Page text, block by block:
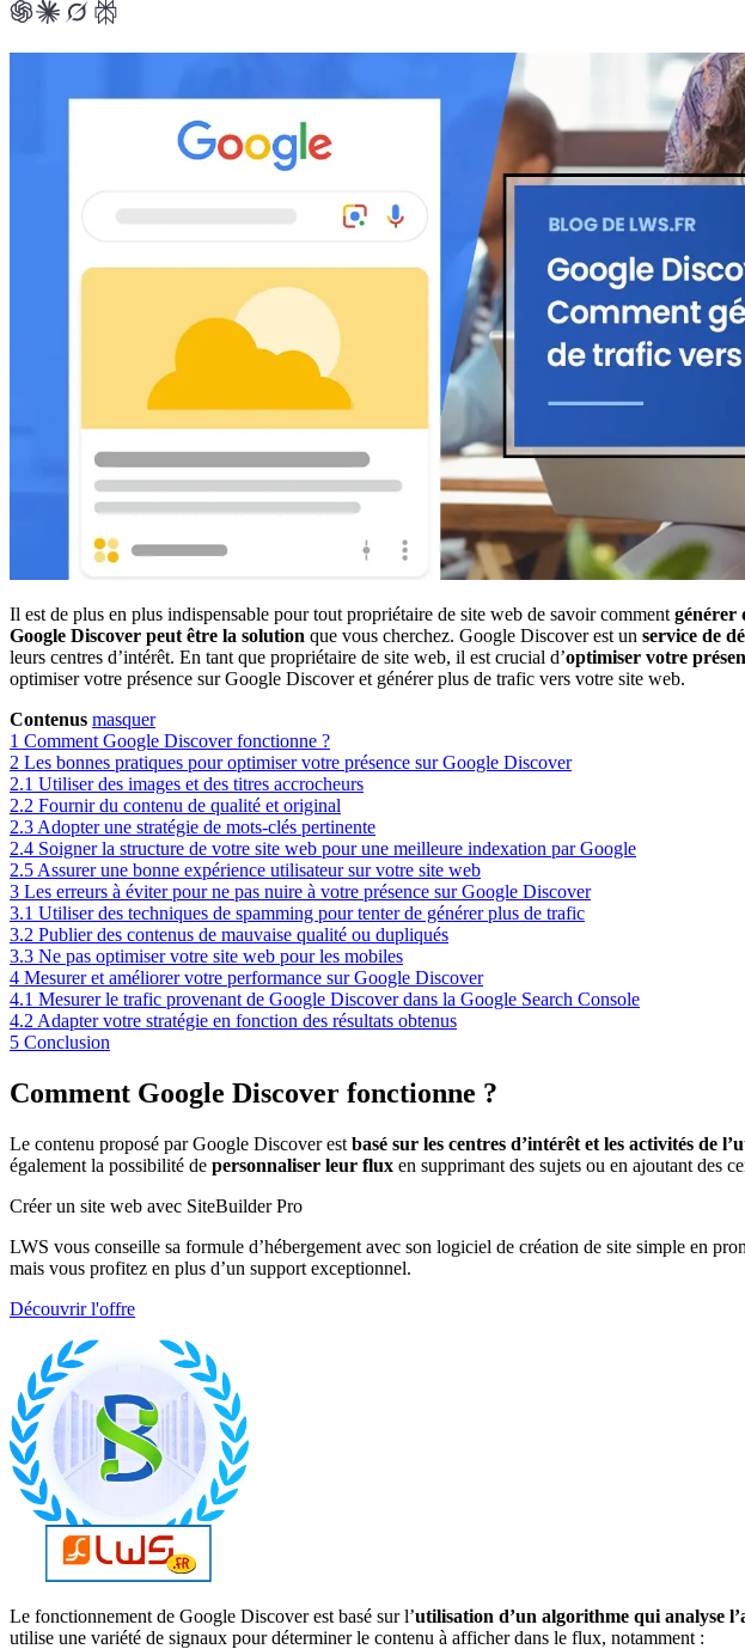
Il est de plus en plus indispensable pour tout propriétaire de site web de savoir comment générer
Google Discover peut être la solution que vous cherchez. Google Discover est un service de
leurs centres d’intérêt. En tant que propriétaire de site web, il est crucial d’optimiser votre
optimiser votre présence sur Google Discover et générer plus de trafic vers votre site web.
Contenus masquer
1 Comment Google Discover fonctionne ?
2 Les bonnes pratiques pour optimiser votre présence sur Google Discover
2.1 Utiliser des images et des titres accrocheurs
2.2 Fournir du contenu de qualité et original
2.3 Adopter une stratégie de mots-clés pertinente
2.4 Soigner la structure de votre site web pour une meilleure indexation par Google
2.5 Assurer une bonne expérience utilisateur sur votre site web
3 Les erreurs à éviter pour ne pas nuire à votre présence sur Google Discover
3.1 Utiliser des techniques de spamming pour tenter de générer plus de trafic
3.2 Publier des contenus de mauvaise qualité ou dupliqués
3.3 Ne pas optimiser votre site web pour les mobiles
4 Mesurer et améliorer votre performance sur Google Discover
4.1 Mesurer le trafic provenant de Google Discover dans la Google Search Console
4.2 Adapter votre stratégie en fonction des résultats obtenus
5 Conclusion
Comment Google Discover fonctionne ?
Le contenu proposé par Google Discover est basé sur les centres d’intérêt et les activités de
également la possibilité de personnaliser leur flux en supprimant des sujets ou en ajoutant des
Créer un site web avec SiteBuilder Pro
LWS vous conseille sa formule d’hébergement avec son logiciel de création de site simple en
mais vous profitez en plus d’un support exceptionnel.
Découvrir l'offre
Le fonctionnement de Google Discover est basé sur l’utilisation d’un algorithme qui analyse
utilise une variété de signaux pour déterminer le contenu à afficher dans le flux, notamment :